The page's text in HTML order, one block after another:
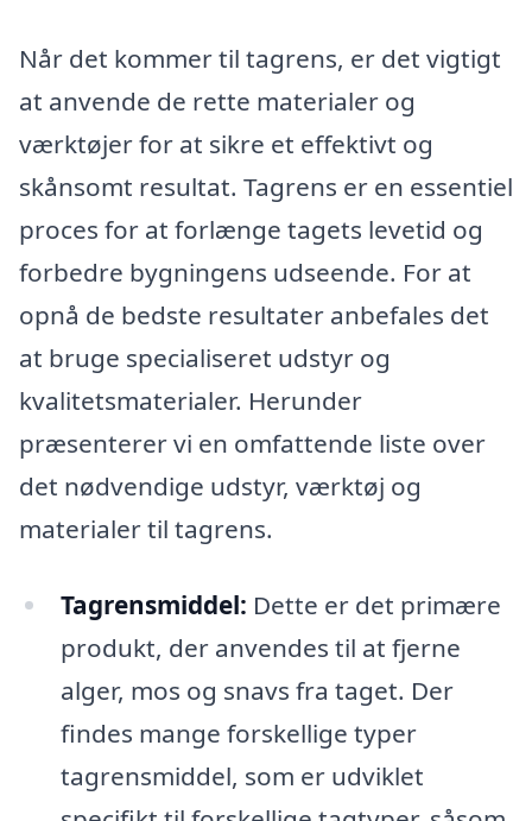
Når det kommer til tagrens, er det vigtigt
at anvende de rette materialer og
værktøjer for at sikre et effektivt og
skånsomt resultat. Tagrens er en essentiel
proces for at forlænge tagets levetid og
forbedre bygningens udseende. For at
opnå de bedste resultater anbefales det
at bruge specialiseret udstyr og
kvalitetsmaterialer. Herunder
præsenterer vi en omfattende liste over
det nødvendige udstyr, værktøj og
materialer til tagrens.
Tagrensmiddel: Dette er det primære
produkt, der anvendes til at fjerne
alger, mos og snavs fra taget. Der
findes mange forskellige typer
tagrensmiddel, som er udviklet